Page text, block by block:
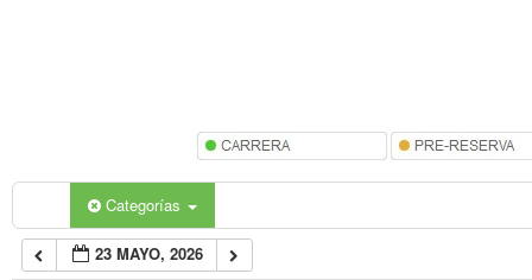
Categorías
23 MAYO, 2026
7:00